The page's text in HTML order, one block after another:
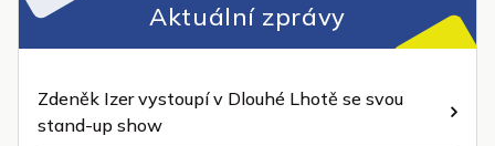
Aktuální zprávy
Zdeněk Izer vystoupí v Dlouhé Lhotě se svou
stand-up show